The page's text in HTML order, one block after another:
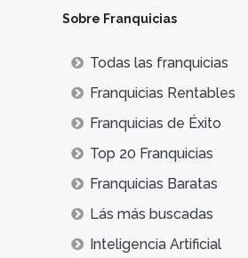
Sobre Franquicias
Todas las franquicias
Franquicias Rentables
Franquicias de Éxito
Top 20 Franquicias
Franquicias Baratas
Lás más buscadas
Inteligencia Artificial